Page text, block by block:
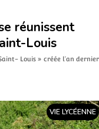
réunissent
Louis
Louis » créée l’an dernier
VIE LYCÉENNE